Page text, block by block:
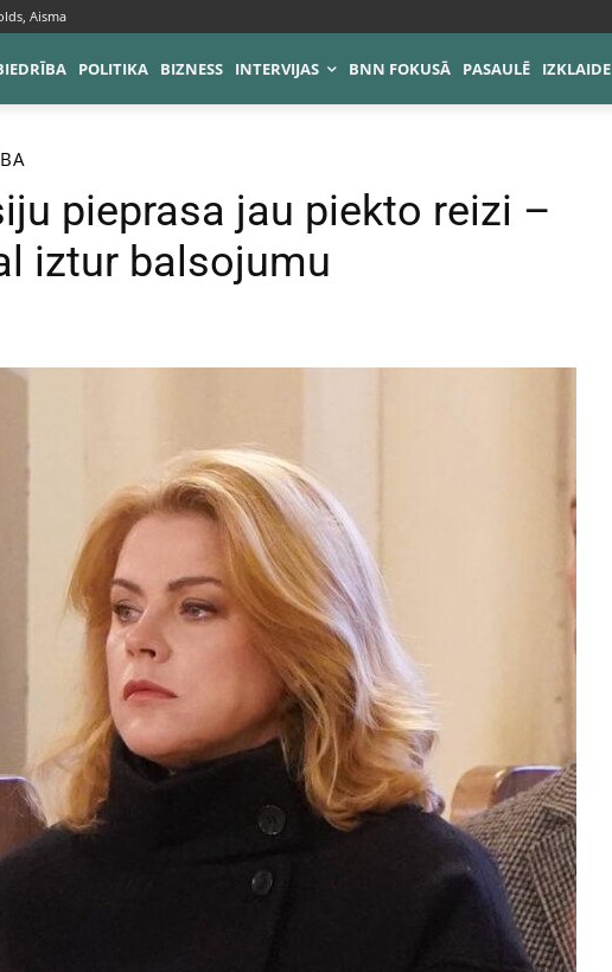
Aisma
POLITIKA BIZNESS INTERVIJAS BNN FOKUSĀ PASAULĒ IZKLAIDE
pieprasa jau piekto reizi –
iztur balsojumu